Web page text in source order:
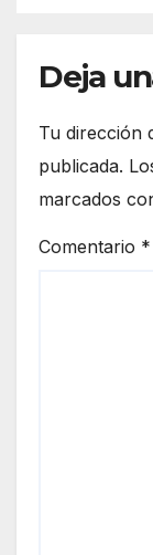
Deja
Tu dirección
publicada.
marcados
Comentario *